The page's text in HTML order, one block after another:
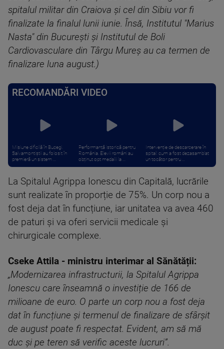
spitalul militar din Craiova și cel din Sibiu vor fi
finalizate la finalul lunii iunie. Însă, Institutul "Marius
Nasta" din București și Institutul de Boli
Cardiovasculare din Târgu Mureș au ca termen de
finalizare luna august.)
RECOMANDĂRI VIDEO
Misiune dificilă în Bucegi.
Salvamontiștii au folosit în
premieră un sistem ...
Performanță istorică pentru
România. Elevii români au
obținut opt medalii la ...
Intervenție de descarcerare în
spital: cum a fost dezasamblat
un tocător pentru ...
La Spitalul Agrippa Ionescu din Capitală, lucrările
sunt realizate în proporție de 75%. Un corp nou a
fost deja dat în funcțiune, iar unitatea va avea 460
de paturi și va oferi servicii medicale și
chirurgicale complexe.
Cseke Attila - ministru interimar al Sănătății:
„Modernizarea infrastructurii, la Spitalul Agrippa
Ionescu care înseamnă o investiție de 166 de
milioane de euro. O parte un corp nou a fost deja
dat în funcțiune și termenul de finalizare de sfârșit
de august poate fi respectat. Evident, am să mă
duc și pe teren să verific aceste lucruri”.